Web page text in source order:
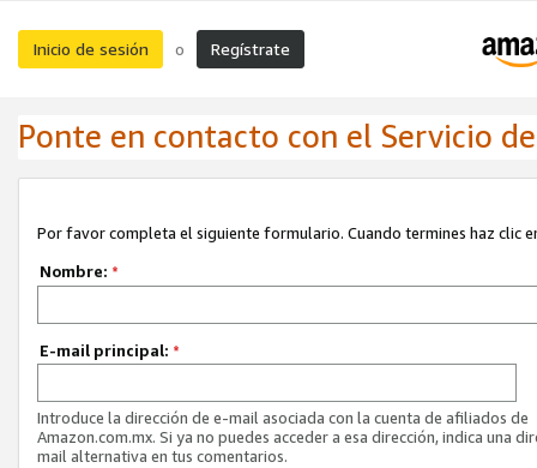
Inicio de sesión o Regístrate
Ponte en contacto con el Servicio
Por favor completa el siguiente formulario. Cuando termines haz clic
Nombre: *
E-mail principal: *
Introduce la dirección de e-mail asociada con la cuenta de afiliados de
Amazon.com.mx. Si ya no puedes acceder a esa dirección, indica una
mail alternativa en tus comentarios.